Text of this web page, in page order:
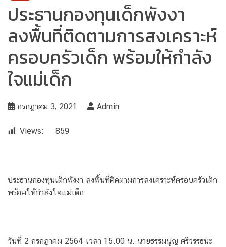
ประธานกองทุนเด็กพังงา
ลงพื้นที่ติดตามการสงเคราะห์
ครอบครัวเด็ก พร้อมให้กำลัง
ใจแม่เด็ก
กรกฎาคม 3, 2021 Admin
Views: 859
ประธานกองทุนเด็กพังงา ลงพื้นที่ติดตามการสงเคราะห์ครอบครัวเด็ก
พร้อมให้กำลังใจแม่เด็ก
วันที่ 2 กรกฎาคม 2564 เวลา​ 15.00​ น.​ นายธรรมนูญ​ ศรีวรรธนะ​